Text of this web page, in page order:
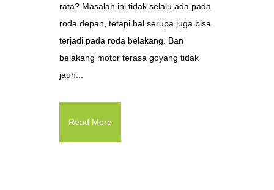
rata? Masalah ini tidak selalu ada pada
roda depan, tetapi hal serupa juga bisa
terjadi pada roda belakang. Ban
belakang motor terasa goyang tidak
jauh...
Read More